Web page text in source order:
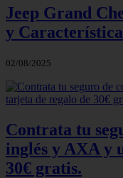
Jeep Grand
y
02/08/2025
Contrata tu
inglés y AXA y
30€ gratis.